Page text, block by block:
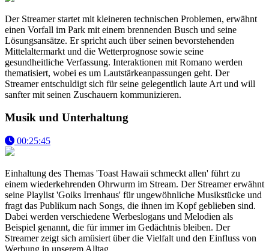
Der Streamer startet mit kleineren technischen Problemen, erwähnt
einen Vorfall im Park mit einem brennenden Busch und seine
Lösungsansätze. Er spricht auch über seinen bevorstehenden
Mittelaltermarkt und die Wetterprognose sowie seine
gesundheitliche Verfassung. Interaktionen mit Romano werden
thematisiert, wobei es um Lautstärkeanpassungen geht. Der
Streamer entschuldigt sich für seine gelegentlich laute Art und will
sanfter mit seinen Zuschauern kommunizieren.
Musik und Unterhaltung
00:25:45
Einhaltung des Themas 'Toast Hawaii schmeckt allen' führt zu
einem wiederkehrenden Ohrwurm im Stream. Der Streamer erwähnt
seine Playlist 'Goiks Irrenhaus' für ungewöhnliche Musikstücke und
fragt das Publikum nach Songs, die ihnen im Kopf geblieben sind.
Dabei werden verschiedene Werbeslogans und Melodien als
Beispiel genannt, die für immer im Gedächtnis bleiben. Der
Streamer zeigt sich amüsiert über die Vielfalt und den Einfluss von
Werbung in unserem Alltag.